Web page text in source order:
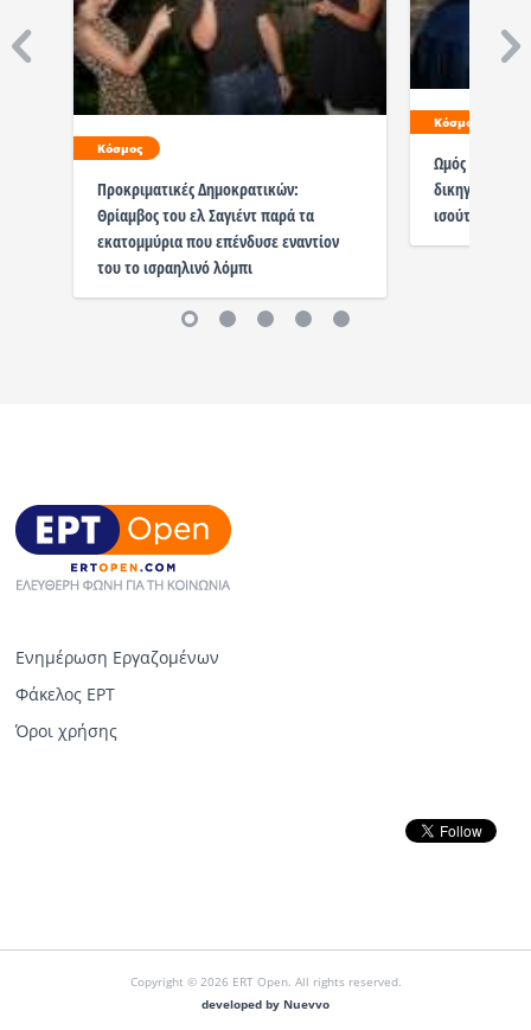
Κόσμος
Προκριματικές Δημοκρατικών:
Θρίαμβος του ελ Σαγιέντ παρά τα
εκατομμύρια που επένδυσε εναντίον
του το ισραηλινό λόμπι
Κόσμος
Ωμός
δικηγόρο στο
ισούται με
Ενημέρωση Εργαζομένων
Φάκελος ΕΡΤ
Όροι χρήσης
Copyright © 2026 ERT Open. All rights reserved.
developed by Nuevvo